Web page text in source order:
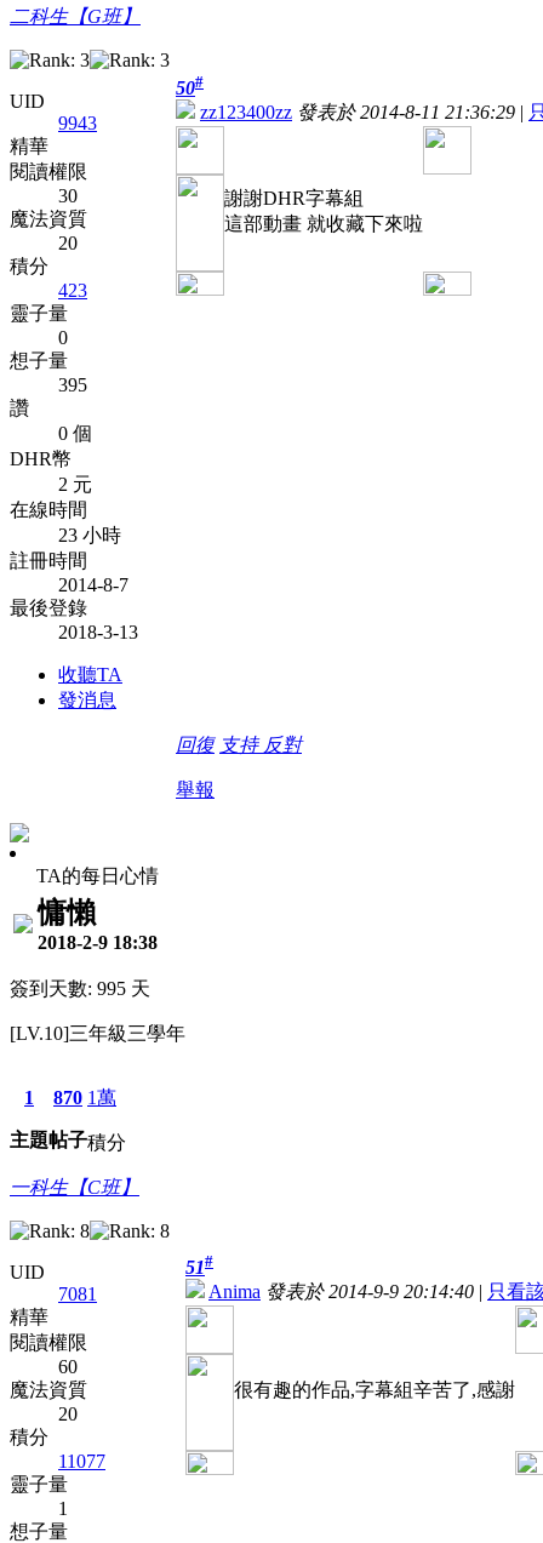
二科生【G班】
UID
9943
精華
閱讀權限
30
魔法資質
20
積分
423
靈子量
0
想子量
395
讚
0 個
DHR幣
2 元
在線時間
23 小時
註冊時間
2014-8-7
最後登錄
2018-3-13
收聽TA
發消息
50#
zz123400zz 發表於 2014-8-11 21:36:29 |
謝謝DHR字幕組
這部動畫 就收藏下來啦
回復 支持 反對
舉報
TA的每日心情
慵懶
2018-2-9 18:38
簽到天數: 995 天
[LV.10]三年級三學年
1
主題
870
帖子
1萬
積分
一科生【C班】
UID
7081
精華
閱讀權限
60
魔法資質
20
積分
11077
靈子量
1
想子量
51#
Anima 發表於 2014-9-9 20:14:40 | 只看
很有趣的作品,字幕組辛苦了,感謝